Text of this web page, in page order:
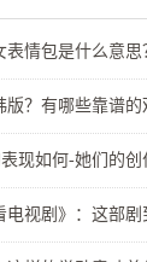
？有哪些靠谱的
电视剧》：这部剧